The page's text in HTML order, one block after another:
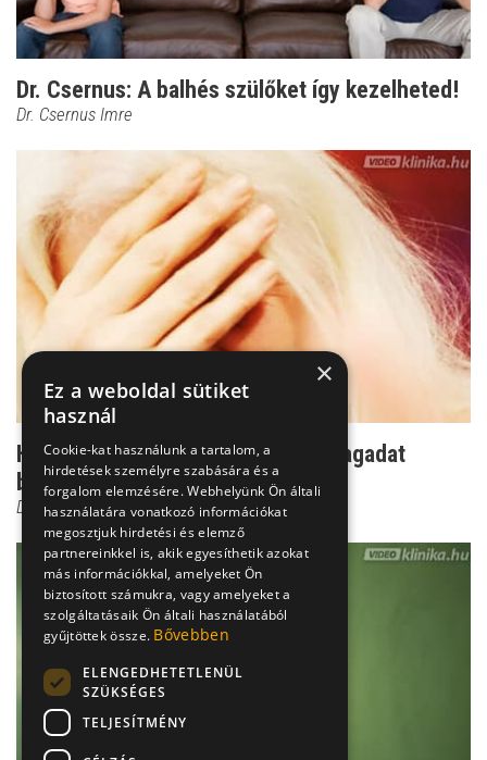
Dr. Csernus: A balhés szülőket így kezelheted!
Dr. Csernus Imre
Hajtépés és kézkaparás: amikor magadat
bünteted
Dr. Csernus Imre
×
Ez a weboldal sütiket
használ
Cookie-kat használunk a tartalom, a
hirdetések személyre szabására és a
forgalom elemzésére. Webhelyünk Ön általi
használatára vonatkozó információkat
megosztjuk hirdetési és elemző
partnereinkkel is, akik egyesíthetik azokat
más információkkal, amelyeket Ön
biztosított számukra, vagy amelyeket a
szolgáltatásaik Ön általi használatából
gyűjtöttek össze. Bővebben
ELENGEDHETETLENÜL
SZÜKSÉGES
TELJESÍTMÉNY